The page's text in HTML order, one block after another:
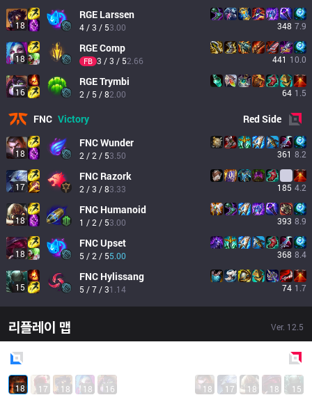
18
RGE Larssen
4 / 3 / 53.00 348 7.9
18
RGEComp
FB 3 / 3 / 52.66 441 10.0
16
RGETrymbi
2 / 5 / 82.00 64 1.5
FNC Victory RedSide
18
FNCWunder
2 / 2 / 53.50 361 8.2
17
FNC Razork
2 / 3 / 83.33 185 4.2
18
FNC Humanoid
1 / 2 / 53.00 393 8.9
18
FNCUpset
5 / 2 / 55.00 368 8.4
15
FNC Hylissang
5 / 7 / 31.14 74 1.7
리플레이 맵 Ver. 12.5
18 17 18 18 16 18 17 18 18 15